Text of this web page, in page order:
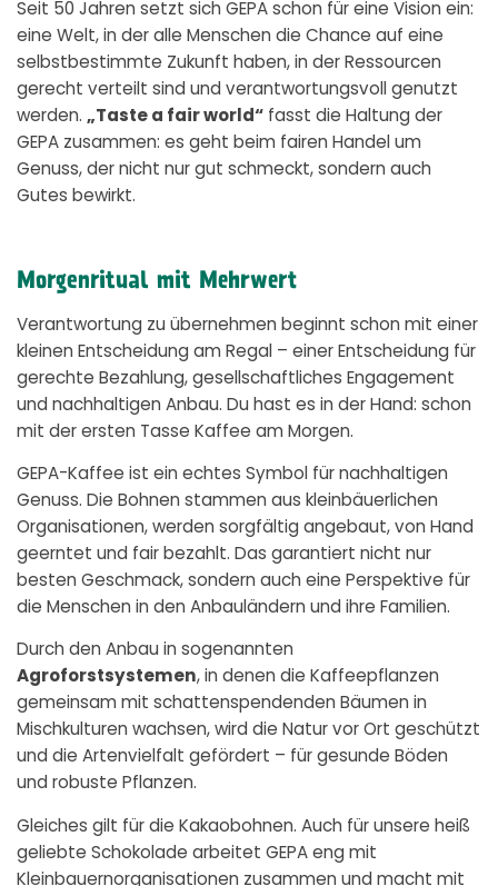
Seit 50 Jahren setzt sich GEPA schon für eine Vision ein:
eine Welt, in der alle Menschen die Chance auf eine
selbstbestimmte Zukunft haben, in der Ressourcen
gerecht verteilt sind und verantwortungsvoll genutzt
werden. „Taste a fair world“ fasst die Haltung der
GEPA zusammen: es geht beim fairen Handel um
Genuss, der nicht nur gut schmeckt, sondern auch
Gutes bewirkt.
Morgenritual mit Mehrwert
Verantwortung zu übernehmen beginnt schon mit einer
kleinen Entscheidung am Regal – einer Entscheidung für
gerechte Bezahlung, gesellschaftliches Engagement
und nachhaltigen Anbau. Du hast es in der Hand: schon
mit der ersten Tasse Kaffee am Morgen.
GEPA-Kaffee ist ein echtes Symbol für nachhaltigen
Genuss. Die Bohnen stammen aus kleinbäuerlichen
Organisationen, werden sorgfältig angebaut, von Hand
geerntet und fair bezahlt. Das garantiert nicht nur
besten Geschmack, sondern auch eine Perspektive für
die Menschen in den Anbauländern und ihre Familien.
Durch den Anbau in sogenannten
Agroforstsystemen, in denen die Kaffeepflanzen
gemeinsam mit schattenspendenden Bäumen in
Mischkulturen wachsen, wird die Natur vor Ort geschützt
und die Artenvielfalt gefördert – für gesunde Böden
und robuste Pflanzen.
Gleiches gilt für die Kakaobohnen. Auch für unsere heiß
geliebte Schokolade arbeitet GEPA eng mit
Kleinbauernorganisationen zusammen und macht mit